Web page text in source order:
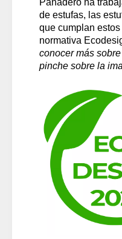
de estufas, las
que cumplan
normativa
conocer más
pinche sobre la